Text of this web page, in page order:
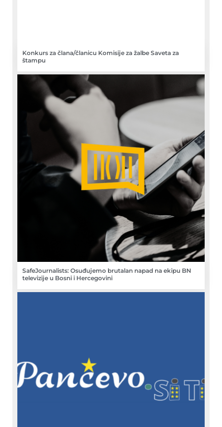
Konkurs za člana/članicu Komisije za žalbe Saveta za
štampu
SafeJournalists: Osuđujemo brutalan napad na ekipu BN
televizije u Bosni i Hercegovini